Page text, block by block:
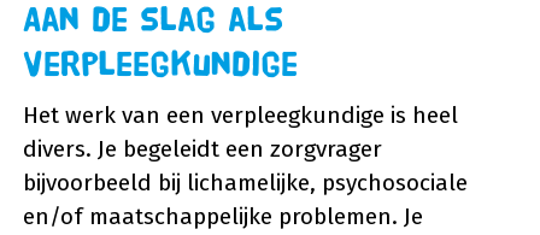
Aan de slag als
Verpleegkundige
Het werk van een verpleegkundige is heel
divers. Je begeleidt een zorgvrager
bijvoorbeeld bij lichamelijke, psychosociale
en/of maatschappelijke problemen. Je